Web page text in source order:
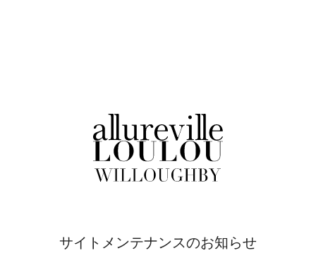
サイトメンテナンスのお知らせ